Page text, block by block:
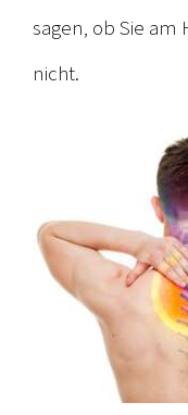
sagen, ob Sie
nicht.